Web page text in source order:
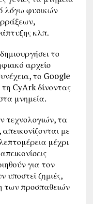
λόγω φυσικών
κλπ.
το
αρχείο
το Google
CyArk δίνοντας
μνημεία.
τεχνολογιών, τα
με
μέχρι
για τον
υποστεί ζημιές,
των προσπαθειών